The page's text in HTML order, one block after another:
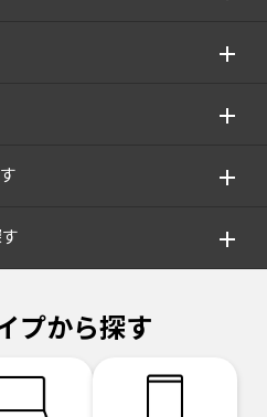
プから探す